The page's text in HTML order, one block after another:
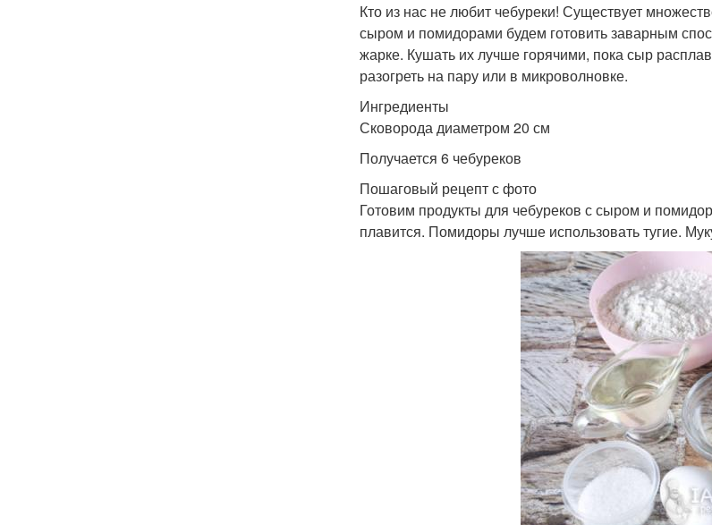
Кто из нас не любит чебуреки! Существует
сыром и помидорами будем готовить заварным
жарке. Кушать их лучше горячими, пока сыр
разогреть на пару или в микроволновке.
Ингредиенты
Сковорода диаметром 20 см
Получается 6 чебуреков
Пошаговый рецепт с фото
Готовим продукты для чебуреков с сыром и
плавится. Помидоры лучше использовать тугие.